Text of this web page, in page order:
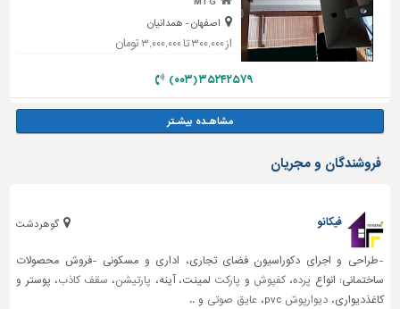
اصفهان - همدانیان
از ۳۰۰,۰۰۰ تا ۳,۰۰۰,۰۰۰ تومان
۳۵۲۴۲۵۷۹ (۰۰۳)
فروشندگان و مجریان
گوهردشت فیکانو
-طراحی و اجرای دکوراسیون فضای تجاری، اداری و مسکونی -فروش محصولات
ساختمانی: انواع پرده،کفپوش و پارکت لمینت، آینه، پارتیشن، سقف کاذب، پوستر و
کاغذدیواری،دیوارپوش pvc، عایق صوتی و ..